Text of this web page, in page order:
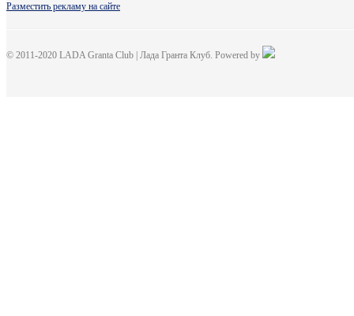
Разместить рекламу на сайте
© 2011-2020 LADA Granta Club | Лада Гранта Клуб. Powered by